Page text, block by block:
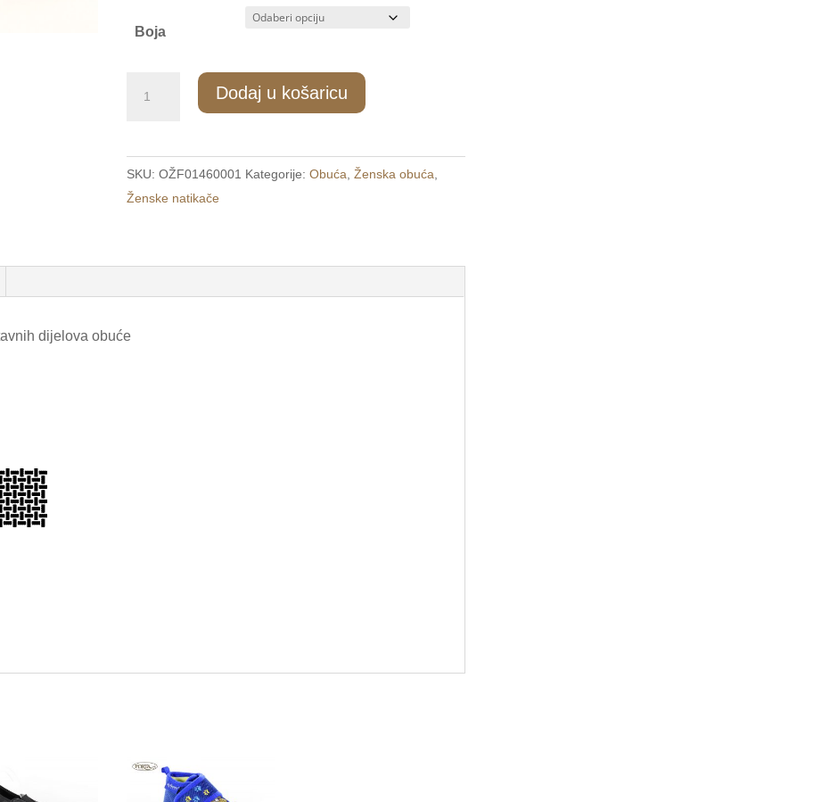
Boja
natikače
na
kupču
Dodaj u košaricu
SKU:OŽF01460001 Kategorije:Obuća ,Ženska obuća
Ženske natikače
dijelova obuće